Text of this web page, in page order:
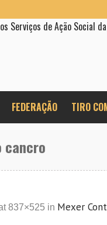
Serviços de Ação Social
FEDERAÇÃO TIRO
cancro
837×525 in Mexer